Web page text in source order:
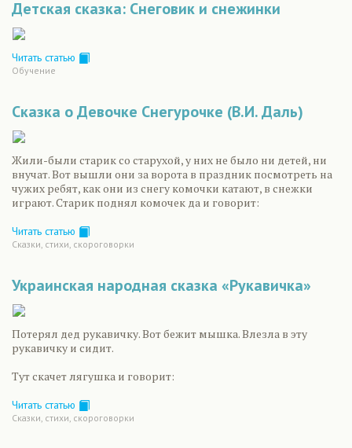
Детская сказка: Снеговик и снежинки
Читать статью
Обучение
Сказка о Девочке Снегурочке (В.И. Даль)
Жили-были старик со старухой, у них не было ни детей, ни
внучат. Вот вышли они за ворота в праздник посмотреть на
чужих ребят, как они из снегу комочки катают, в снежки
играют. Старик поднял комочек да и говорит:
Читать статью
Сказки, стихи, скороговорки
Украинская народная сказка «Рукавичка»
Потерял дед рукавичку. Вот бежит мышка. Влезла в эту
рукавичку и сидит.
Тут скачет лягушка и говорит:
Читать статью
Сказки, стихи, скороговорки